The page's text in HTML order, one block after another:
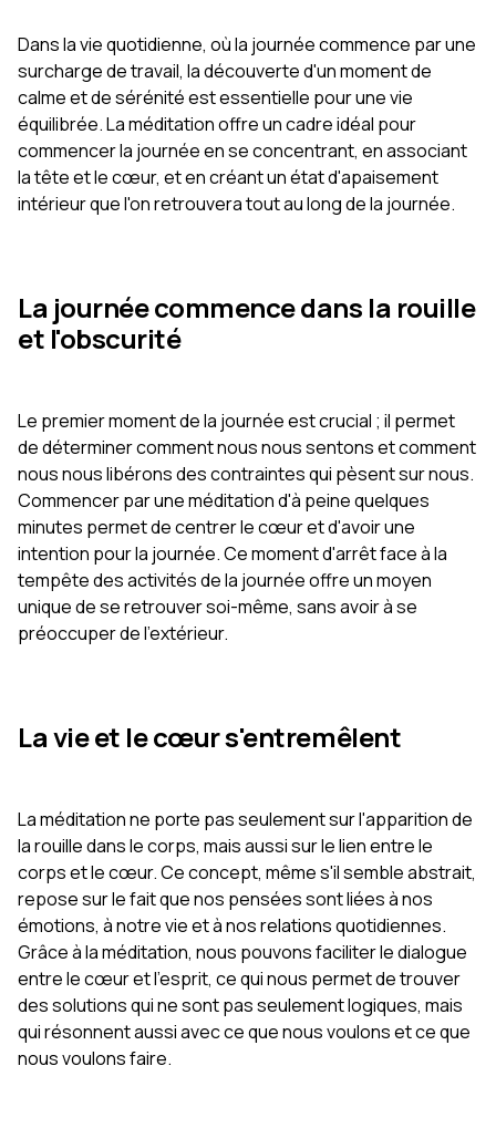
Dans la vie quotidienne, où la journée commence par une
surcharge de travail, la découverte d'un moment de
calme et de sérénité est essentielle pour une vie
équilibrée. La méditation offre un cadre idéal pour
commencer la journée en se concentrant, en associant
la tête et le cœur, et en créant un état d'apaisement
intérieur que l'on retrouvera tout au long de la journée.
La journée commence dans la rouille
et l'obscurité
Le premier moment de la journée est crucial ; il permet
de déterminer comment nous nous sentons et comment
nous nous libérons des contraintes qui pèsent sur nous.
Commencer par une méditation d'à peine quelques
minutes permet de centrer le cœur et d'avoir une
intention pour la journée. Ce moment d'arrêt face à la
tempête des activités de la journée offre un moyen
unique de se retrouver soi-même, sans avoir à se
préoccuper de l'extérieur.
La vie et le cœur s'entremêlent
La méditation ne porte pas seulement sur l'apparition de
la rouille dans le corps, mais aussi sur le lien entre le
corps et le cœur. Ce concept, même s'il semble abstrait,
repose sur le fait que nos pensées sont liées à nos
émotions, à notre vie et à nos relations quotidiennes.
Grâce à la méditation, nous pouvons faciliter le dialogue
entre le cœur et l'esprit, ce qui nous permet de trouver
des solutions qui ne sont pas seulement logiques, mais
qui résonnent aussi avec ce que nous voulons et ce que
nous voulons faire.